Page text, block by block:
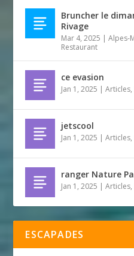
Bruncher le
Rivage
Mar 4, 2025 |Alpes-
Restaurant
ce evasion
Jan 1, 2025 |Articles,
jetscool
Jan 1, 2025 |Articles,
ranger Nature
Jan 1, 2025 |Articles,
ESCAPADES